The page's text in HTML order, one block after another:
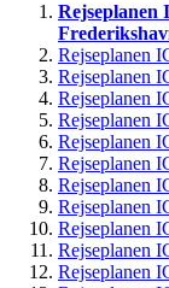
Rejseplanen
Rejseplanen
Rejseplanen
Rejseplanen
Rejseplanen
Rejseplanen
Rejseplanen
Rejseplanen
Rejseplanen
Rejseplanen
Rejseplanen
Rejseplanen